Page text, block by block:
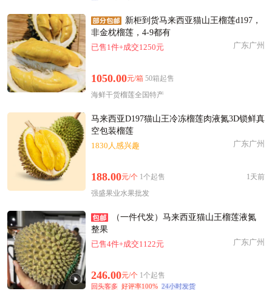
镇江市谢**老板1小时前看了商品
新柜到货马来西亚猫山王榴莲d197，
非金枕榴莲，4-9都有
已售1件+成交1250元
广东广州
1050.00元/箱 50箱起售
海鲜干货榴莲全国特产
马来西亚D197猫山王冷冻榴莲肉液氮3D锁鲜真
空包装榴莲
1830人感兴趣
广东广州
188.00元/个 1个起售
1天前
强盛果业水果批发
（一件代发）马来西亚猫山王榴莲液氮
整果￼
已售4件+成交1122元
广东广州
246.00元/个 1个起售
回头客多 好评率100% 24小时发货